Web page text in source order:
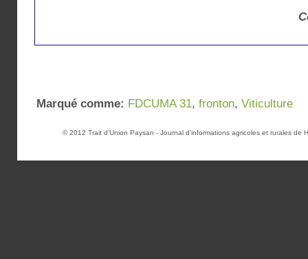
Marqué comme: FDCUMA 31, fronton, Viticulture
© 2012 Trait d’Union Paysan - Journal d'informations agricoles et rurales de